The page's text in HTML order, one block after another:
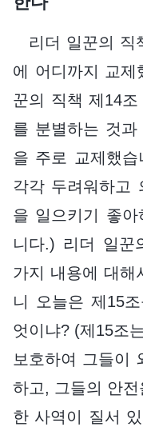
리더 일꾼의 직
에 어디까지 교제
꾼의 직책 제14
를 분별하는 것
을 주로 교제했
각각 두려워하고
을 일으키기 좋
니다.) 리더 일꾼
가지 내용에 대해
니 오늘은 제15
엇이냐? (제15조
보호하여 그들이
하고, 그들의 안
한 사역이 질서